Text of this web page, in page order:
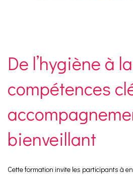
De l’hygiène à
compétences
bienveillant
Cette formation invite les participants à